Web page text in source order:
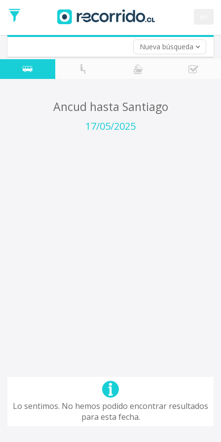
Nueva búsqueda
de
Ida
Vuelta (opcional)
Fecha
de
Ancud hasta Santiago
17/05/2025
Lo sentimos. No hemos podido encontrar resultados
para esta fecha.